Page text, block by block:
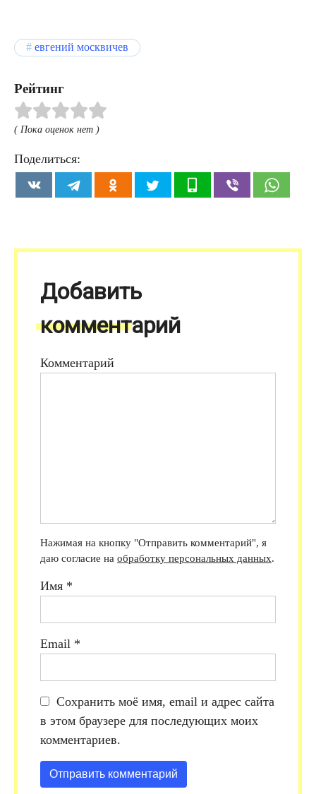
евгений москвичев
Рейтинг
( Пока оценок нет )
Поделиться:
Добавить
комментарий
Комментарий
Нажимая на кнопку "Отправить комментарий", я
даю согласие на обработку персональных данных.
Имя *
Email *
Сохранить моё имя, email и адрес сайта
в этом браузере для последующих моих
комментариев.